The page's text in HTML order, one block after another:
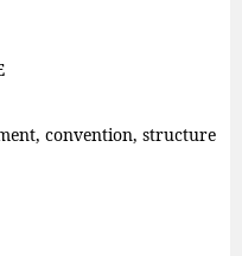
convention, structure